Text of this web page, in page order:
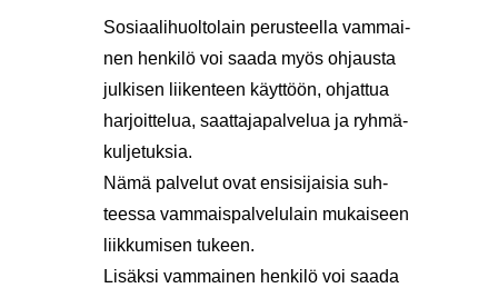
So­si­aa­li­huol­to­lain pe­rus­teel­la vam­mai­
nen hen­ki­lö voi saada myös oh­jaus­ta
jul­ki­sen lii­ken­teen käyt­töön, oh­jat­tua
har­joit­te­lua, saat­ta­ja­pal­ve­lua ja ryh­mä­
kul­je­tuk­sia.
Nämä pal­ve­lut ovat en­si­si­jai­sia suh­
tees­sa vam­mais­pal­ve­lu­lain mu­kai­seen
liik­ku­mi­sen tu­keen.
Li­säk­si vam­mai­nen hen­ki­lö voi saada